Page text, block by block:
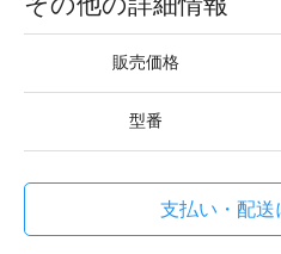
販売価格
型番
支払い・配送